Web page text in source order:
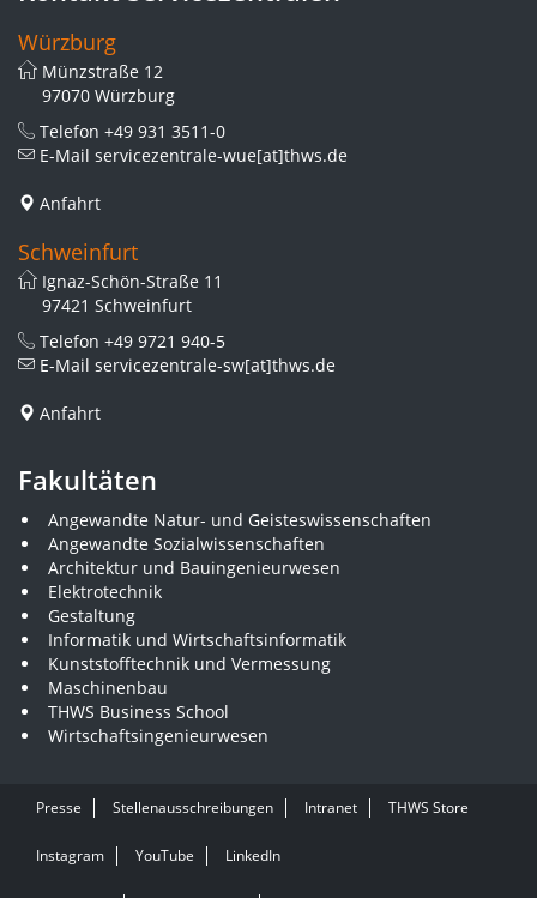
Würzburg
Münzstraße 12
97070 Würzburg
Telefon +49 931 3511-0
E-Mail servicezentrale-wue[at]thws.de
Anfahrt
Schweinfurt
Ignaz-Schön-Straße 11
97421 Schweinfurt
Telefon +49 9721 940-5
E-Mail servicezentrale-sw[at]thws.de
Anfahrt
Fakultäten
Angewandte Natur- und Geisteswissenschaften
Angewandte Sozialwissenschaften
Architektur und Bauingenieurwesen
Elektrotechnik
Gestaltung
Informatik und Wirtschaftsinformatik
Kunststofftechnik und Vermessung
Maschinenbau
THWS Business School
Wirtschaftsingenieurwesen
Presse Stellenausschreibungen Intranet THWS Store
Instagram YouTube LinkedIn